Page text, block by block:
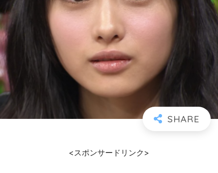
<スポンサードリンク>